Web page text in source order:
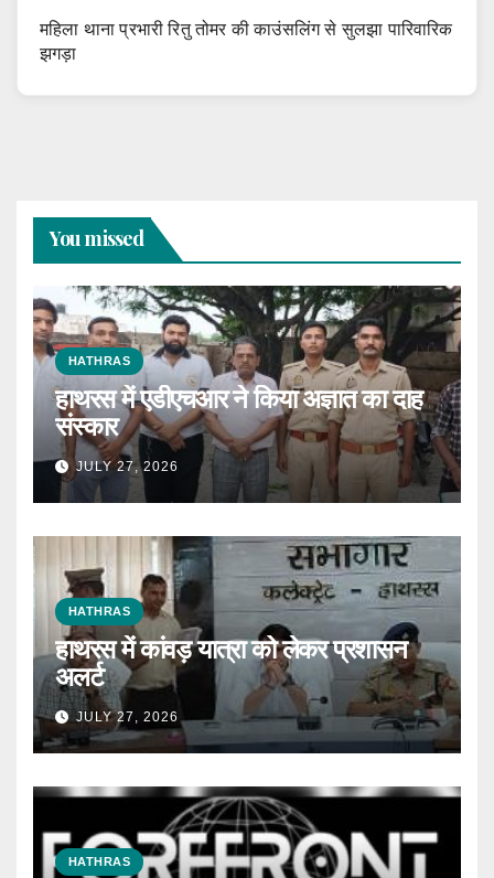
महिला थाना प्रभारी रितु तोमर की काउंसलिंग से सुलझा पारिवारिक
झगड़ा
You missed
HATHRAS
हाथरस में एडीएचआर ने किया अज्ञात का दाह
संस्कार
JULY 27, 2026
HATHRAS
हाथरस में कांवड़ यात्रा को लेकर प्रशासन
अलर्ट
JULY 27, 2026
HATHRAS